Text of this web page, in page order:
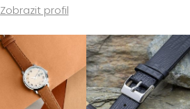
Zobrazit profil